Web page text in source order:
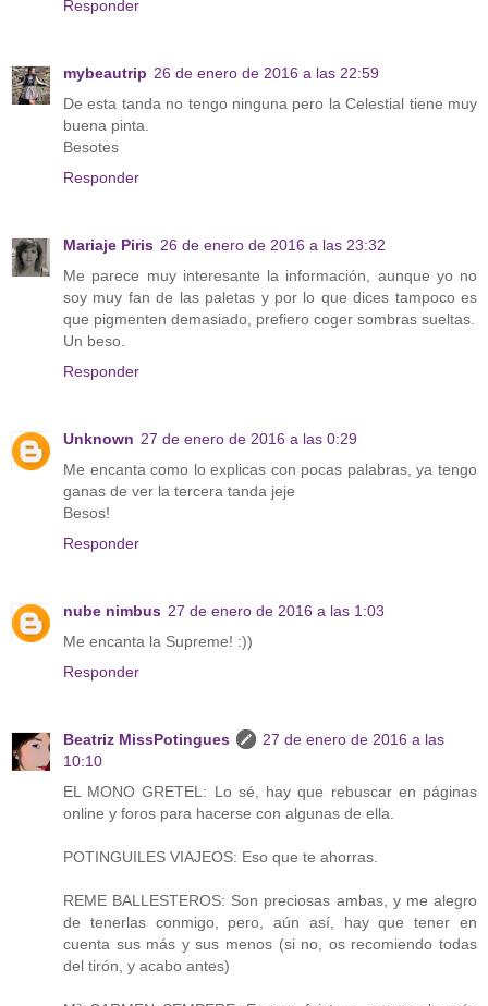
Responder
mybeautrip 26 de enero de 2016 a las 22:59
De esta tanda no tengo ninguna pero la Celestial tiene muy
buena pinta.
Besotes
Responder
Mariaje Piris 26 de enero de 2016 a las 23:32
Me parece muy interesante la información, aunque yo no
soy muy fan de las paletas y por lo que dices tampoco es
que pigmenten demasiado, prefiero coger sombras sueltas.
Un beso.
Responder
Unknown 27 de enero de 2016 a las 0:29
Me encanta como lo explicas con pocas palabras, ya tengo
ganas de ver la tercera tanda jeje
Besos!
Responder
nube nimbus 27 de enero de 2016 a las 1:03
Me encanta la Supreme! :))
Responder
Beatriz MissPotingues
27 de enero de 2016 a las
10:10
EL MONO GRETEL: Lo sé, hay que rebuscar en páginas
online y foros para hacerse con algunas de ella.
POTINGUILES VIAJEOS: Eso que te ahorras.
REME BALLESTEROS: Son preciosas ambas, y me alegro
de tenerlas conmigo, pero, aún así, hay que tener en
cuenta sus más y sus menos (si no, os recomiendo todas
del tirón, y acabo antes)